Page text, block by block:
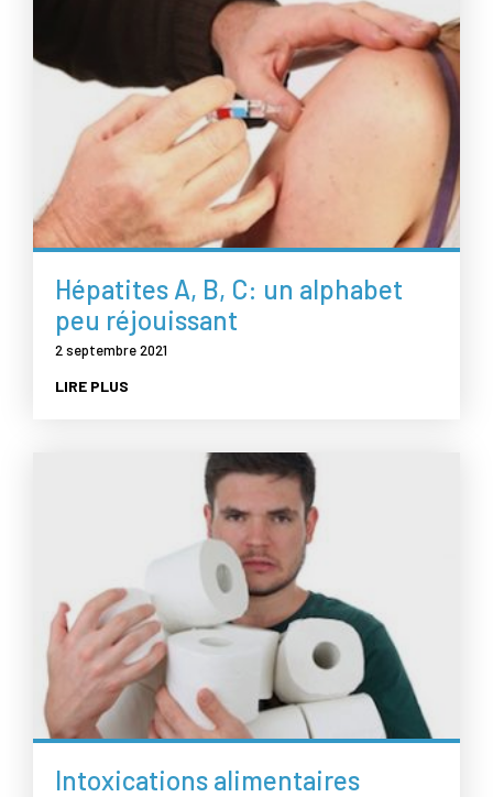
Hépatites A, B, C: un alphabet
peu réjouissant
2 septembre 2021
LIRE PLUS
Intoxications alimentaires